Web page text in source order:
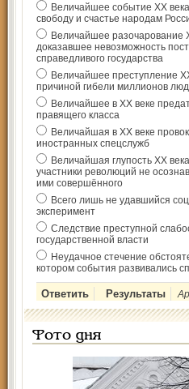
Величайшее событие ХХ
свободу и счастье народам
Величайшее разочарование
доказавшее невозможность
справедливого государства
Величайшее преступление
причиной гибели миллионов
Величайшее в ХХ веке
правящего класса
Величайшая в ХХ веке
иностранных спецслужб
Величайшая глупость ХХ
участники революций не
ими совершённого
Всего лишь не удавшийся
эксперимент
Следствие преступной
государственной власти
Неудачное стечение
котором события развивались
Фото дня